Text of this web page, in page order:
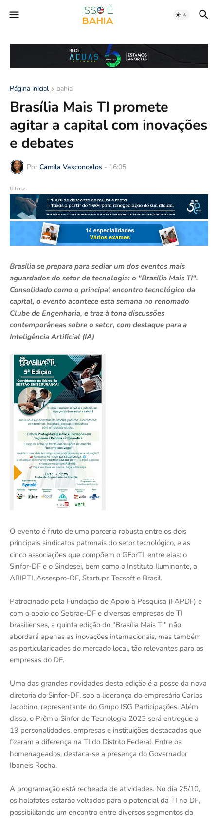
Página inicial bahia
Brasília Mais TI promete
agitar a capital com inovações
e debates
Por Camila Vasconcelos - 16:05
Últimas
Brasília se prepara para sediar um dos eventos mais
aguardados do setor de tecnologia: o "Brasília Mais TI".
Consolidado como o principal encontro tecnológico da
capital, o evento acontece esta semana no renomado
Clube de Engenharia, e traz à tona discussões
contemporâneas sobre o setor, com destaque para a
Inteligência Artificial (IA)
O evento é fruto de uma parceria robusta entre os dois
principais sindicatos patronais do setor tecnológico, e as
cinco associações que compõem o GForTI, entre elas: o
Sinfor-DF e o Sindesei, bem como o Instituto Iluminante, a
ABIPTI, Assespro-DF, Startups Tecsoft e Brasil.
Patrocinado pela Fundação de Apoio à Pesquisa (FAPDF) e
com o apoio do Sebrae-DF e diversas empresas de TI
brasilienses, a quinta edição do "Brasília Mais TI" não
abordará apenas as inovações internacionais, mas também
as particularidades do mercado local, tão relevantes para as
empresas do DF.
Uma das grandes novidades desta edição é a posse da nova
diretoria do Sinfor-DF, sob a liderança do empresário Carlos
Jacobino, representante do Grupo ISG Participações. Além
disso, o Prêmio Sinfor de Tecnologia 2023 será entregue a
19 personalidades, empresas e instituições destacadas que
fizeram a diferença na TI do Distrito Federal. Entre os
homenageados, destaca-se a presença do Governador
Ibaneis Rocha.
A programação está recheada de atividades. No dia 25/10,
os holofotes estarão voltados para o potencial da TI no DF,
possibilitando um encontro entre diversos segmentos da